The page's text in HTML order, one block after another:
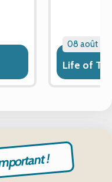
08 août
Life of
!